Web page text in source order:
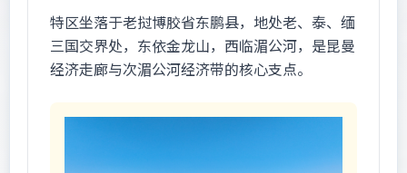
特区坐落于老挝博胶省东鹏县，地处老、泰、缅
三国交界处，东依金龙山，西临湄公河，是昆曼
经济走廊与次湄公河经济带的核心支点。